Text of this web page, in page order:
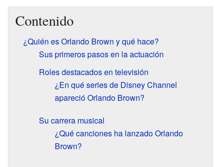
Contenido
¿Quién es Orlando Brown y qué hace?
Sus primeros pasos en la actuación
Roles destacados en televisión
¿En qué series de Disney Channel
apareció Orlando Brown?
Su carrera musical
¿Qué canciones ha lanzado Orlando
Brown?